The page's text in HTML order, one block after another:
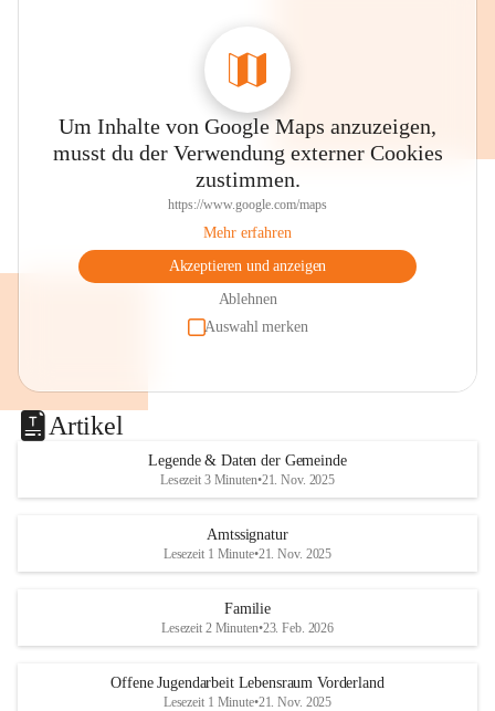
Um Inhalte von Google Maps anzuzeigen,
musst du der Verwendung externer Cookies
zustimmen.
https://www.google.com/maps
Mehr erfahren
Akzeptieren und anzeigen
Ablehnen
Auswahl merken
Artikel
Legende & Daten der Gemeinde
Lesezeit 3 Minuten•21. Nov. 2025
Amtssignatur
Lesezeit 1 Minute•21. Nov. 2025
Familie
Lesezeit 2 Minuten•23. Feb. 2026
Offene Jugendarbeit Lebensraum Vorderland
Lesezeit 1 Minute•21. Nov. 2025